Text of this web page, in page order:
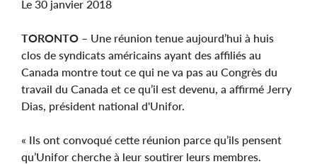
Le 30 janvier 2018
TORONTO – Une réunion tenue aujourd’hui à huis
clos de syndicats américains ayant des affiliés au
Canada montre tout ce qui ne va pas au Congrès du
travail du Canada et ce qu’il est devenu, a affirmé Jerry
Dias, président national d'Unifor.
« Ils ont convoqué cette réunion parce qu’ils pensent
qu’Unifor cherche à leur soutirer leurs membres.